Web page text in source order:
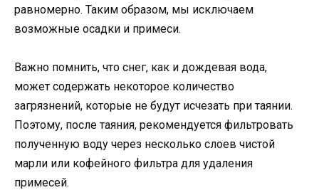
равномерно. Таким образом, мы исключаем
возможные осадки и примеси.
Важно помнить, что снег, как и дождевая вода,
может содержать некоторое количество
загрязнений, которые не будут исчезать при таянии.
Поэтому, после таяния, рекомендуется фильтровать
полученную воду через несколько слоев чистой
марли или кофейного фильтра для удаления
примесей.